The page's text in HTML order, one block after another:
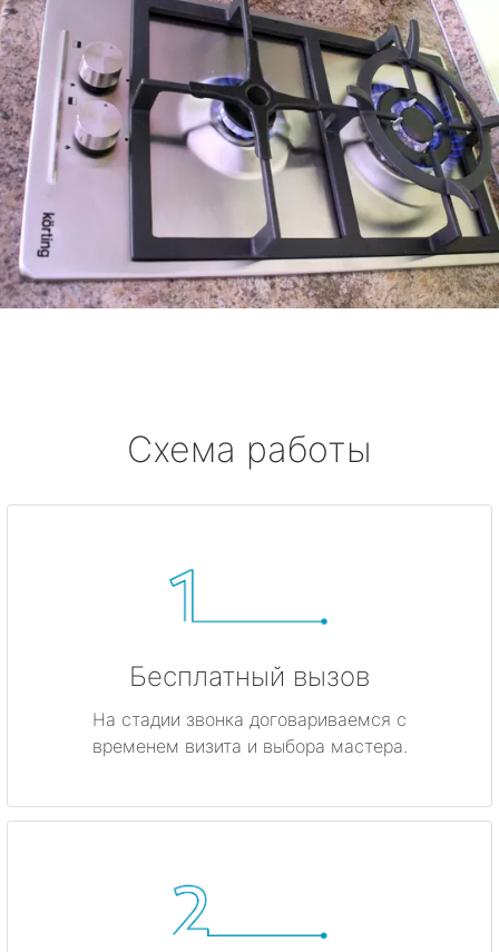
Схема работы
Бесплатный вызов
На стадии звонка договариваемся с
временем визита и выбора мастера.